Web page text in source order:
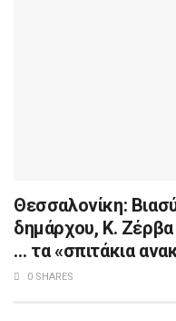
Θεσσαλονίκη:
δημάρχου, Κ. Ζέρβα
… τα «σπιτάκια
0 SHARES